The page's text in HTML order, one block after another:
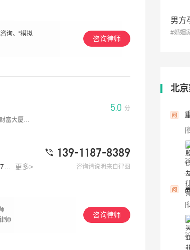
询、“模拟
咨询律师
A座1608
5.0 分
139-1187-8389
咨询请说明来自律图
更多>
有温度，让陪伴有力量。
师
咨询律师
男方
#婚姻
北
配?
[律师回复] 您好 当时报警 和警察说明情况 交给警方进行调查即可 如果自己能提供证据最好
重复户口消户问题?
离婚房产过户怎么处
吴亚非律师